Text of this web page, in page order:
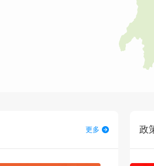
更多 政